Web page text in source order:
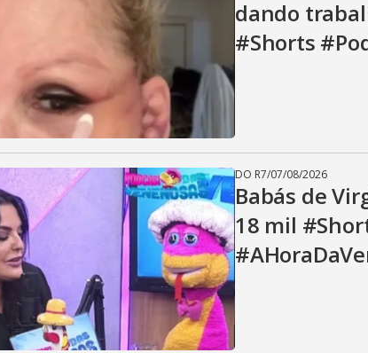
dando
#Shorts
DO R7/07/08/2026
Babás de
18 mil